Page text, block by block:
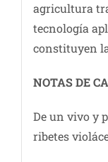
agricultura
tecnología
constituyen
NOTAS DE
De un vivo y
ribetes